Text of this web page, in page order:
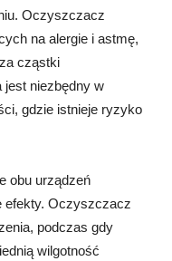
Oczyszczacz
na alergie i astmę,
cząstki
niezbędny w
gdzie istnieje ryzyko
obu urządzeń
efekty. Oczyszczacz
podczas gdy
wilgotność